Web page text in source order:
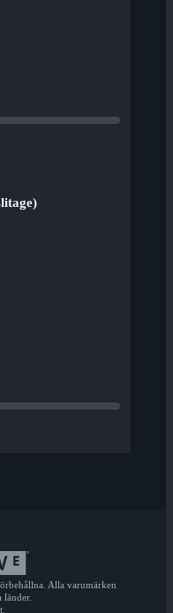
Alla varumärken
länder.